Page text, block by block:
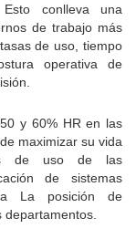
Esto conlleva una
de trabajo más
de uso, tiempo
operativa de
y 60% HR en las
maximizar su vida
de uso de las
de sistemas
La posición de
departamentos.